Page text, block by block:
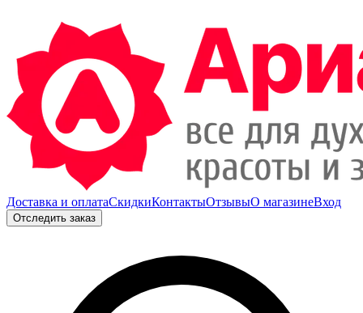
Доставка и оплатаСкидкиКонтактыОтзывыО магазинеВход
Отследить заказ